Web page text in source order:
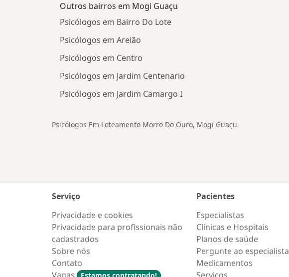
Outros bairros em Mogi Guaçu
Psicólogos em Bairro Do Lote
Psicólogos em Areião
Psicólogos em Centro
Psicólogos em Jardim Centenario
Psicólogos em Jardim Camargo I
Psicólogos Em Loteamento Morro Do Ouro, Mogi Guaçu
Serviço
Privacidade e cookies
Privacidade para profissionais não
cadastrados
Sobre nós
Contato
Pacientes
Especialistas
Clínicas e Hospitais
Planos de saúde
Pergunte ao especialista
Medicamentos